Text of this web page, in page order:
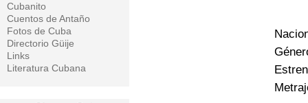
Cubanito
Cuentos de Antaño
Fotos de Cuba
Directorio Güije
Links
Literatura Cubana